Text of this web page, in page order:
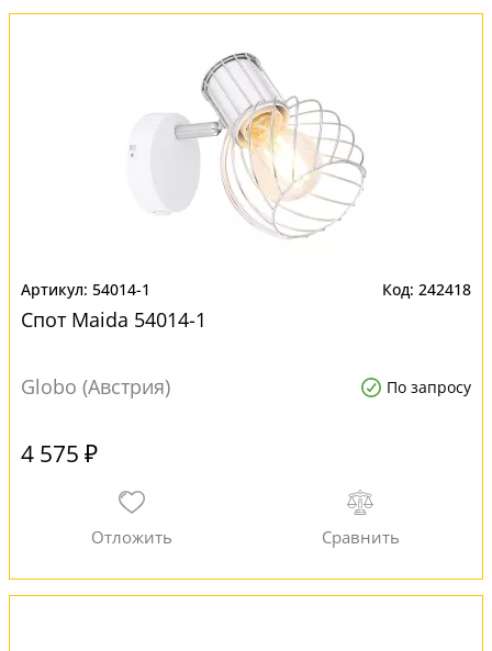
54014-1 242418
Спот Maida 54014-1
Globo (Австрия) По запросу
4 575 ₽